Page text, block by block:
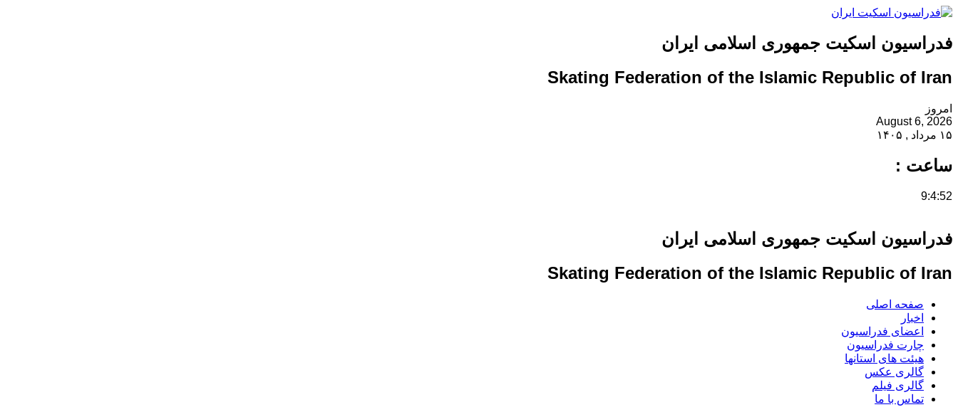
فدراسیون اسکیت جمهوری اسلامی ایران
Skating Federation of the Islamic Republic of Iran
امروز
August 6, 2026
۱۵ مرداد , ۱۴۰۵
ساعت :
9:4:52
فدراسیون اسکیت جمهوری اسلامی ایران
Skating Federation of the Islamic Republic of Iran
صفحه اصلی
اخبار
اعضای فدراسیون
چارت فدراسیون
هیئت های استانها
گالری عکس
گالری فیلم
تماس با ما